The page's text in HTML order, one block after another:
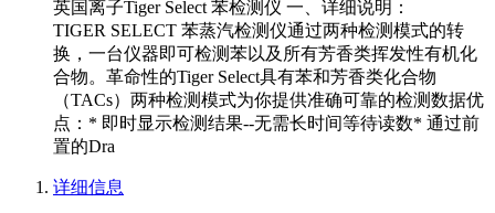
英国离子Tiger Select 苯检测仪 一、详细说明：
TIGER SELECT 苯蒸汽检测仪通过两种检测模式的转
换，一台仪器即可检测苯以及所有芳香类挥发性有机化
合物。革命性的Tiger Select具有苯和芳香类化合物
（TACs）两种检测模式为你提供准确可靠的检测数据优
点：* 即时显示检测结果--无需长时间等待读数* 通过前
置的Dra
详细信息